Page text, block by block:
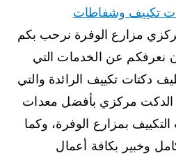
مزارع الوفرة نرحب بكم
نعرفكم عن الخدمات التي
دكتات تكييف الرائدة والتي
مركزي بأفضل معدات
بمزارع الوفرة، وكما
وخبير بكافة أعمال